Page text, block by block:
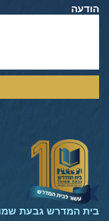
הודעה
בית המדרש גבעת